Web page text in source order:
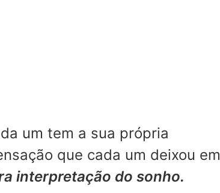
um tem a sua própria
que cada um deixou em
interpretação do sonho.